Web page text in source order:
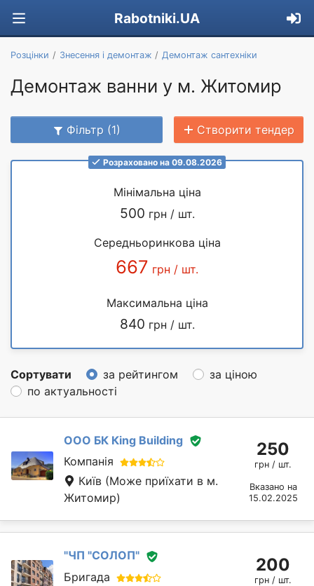
Rabotniki.UA
Розцінки Знесення і демонтаж Демонтаж сантехніки
Демонтаж ванни у м. Житомир
Фільтр (1) Створити тендер
Розраховано на 09.08.2026
Мінімальна ціна
500 грн / шт.
Середньоринкова ціна
667 грн / шт.
Максимальна ціна
840 грн / шт.
Сортувати за рейтингом
за ціною
по актуальності
ООО БК Кing Building
Компанія
Київ (Може приїхати в м.
Житомир)
250
грн / шт.
Вказано на
15.02.2025
"ЧП "СОЛОП"
Бригада
200
грн / шт.